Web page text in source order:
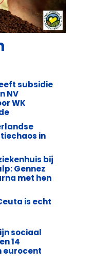
subsidie
NV
WK
in
bij
Gennez
met hen
is echt
sociaal
14
eurocent